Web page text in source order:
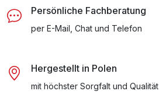
Persönliche Fachberatung
per E-Mail, Chat und Telefon
Hergestellt in Polen
mit höchster Sorgfalt und Qualität